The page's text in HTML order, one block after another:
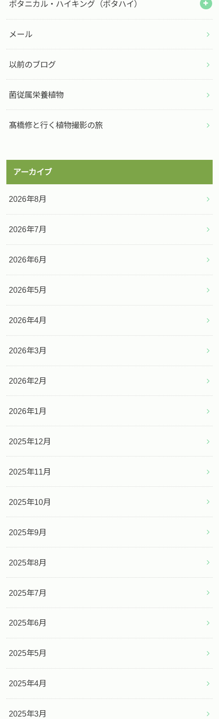
ボタニカル・ハイキング（ボタハイ）
メール
以前のブログ
菌従属栄養植物
髙橋修と行く植物撮影の旅
アーカイブ
2026年8月
2026年7月
2026年6月
2026年5月
2026年4月
2026年3月
2026年2月
2026年1月
2025年12月
2025年11月
2025年10月
2025年9月
2025年8月
2025年7月
2025年6月
2025年5月
2025年4月
2025年3月